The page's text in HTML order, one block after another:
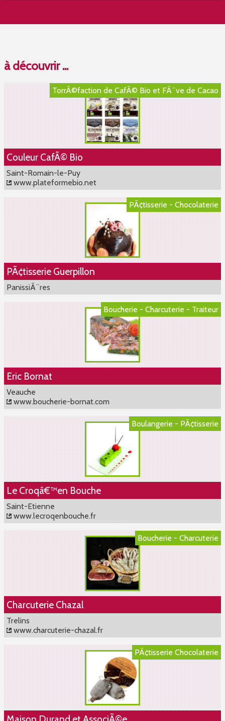
à découvrir ...
TorrÃ©faction de CafÃ© Bio et FÃ¨ve de Cacao
Couleur CafÃ© Bio
Saint-Romain-le-Puy
www.plateformebio.net
PÃ¢tisserie - Chocolaterie
PÃ¢tisserie Guerpillon
PanissiÃ¨res
Boucherie - Charcuterie - Traiteur
Eric Bornat
Veauche
www.boucherie-bornat.com
Boulangerie - PÃ¢tisserie
Le Croqâ€™en Bouche
Saint-Etienne
www.lecroqenbouche.fr
Boucherie - Charcuterie
Charcuterie Chazal
Trelins
www.charcuterie-chazal.fr
PÃ¢tisserie Chocolaterie